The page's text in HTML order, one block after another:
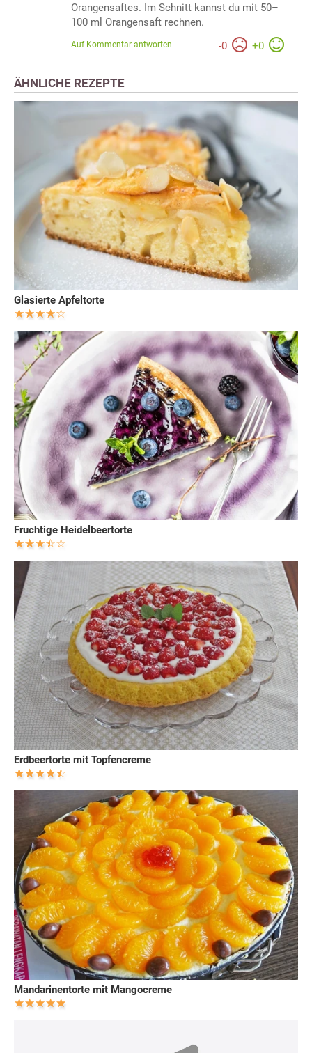
Orangensaftes. Im Schnitt kannst du mit 50–
100 ml Orangensaft rechnen.
-0 +0
Auf Kommentar antworten
ÄHNLICHE REZEPTE
Glasierte Apfeltorte
Fruchtige Heidelbeertorte
Erdbeertorte mit Topfencreme
Mandarinentorte mit Mangocreme